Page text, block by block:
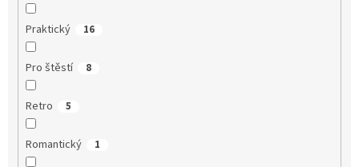
Praktický 16
Pro štěstí 8
Retro 5
Romantický 1